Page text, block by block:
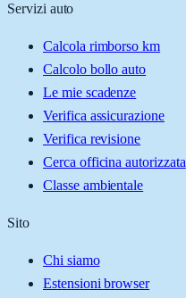
Servizi auto
Calcola rimborso km
Calcolo bollo auto
Le mie scadenze
Verifica assicurazione
Verifica revisione
Cerca officina autorizzata
Classe ambientale
Sito
Chi siamo
Estensioni browser